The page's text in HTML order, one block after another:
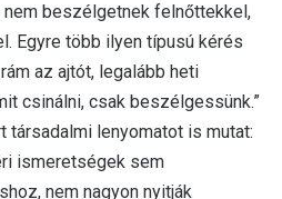
beszélgetnek felnőttekkel,
Egyre több ilyen típusú kérés
az ajtót, legalább heti
csinálni, csak beszélgessünk.”
társadalmi lenyomatot is mutat:
ismeretségek sem
nem nagyon nyitják